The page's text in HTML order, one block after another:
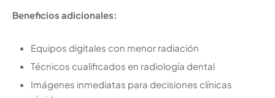
Beneficios adicionales:
Equipos digitales con menor radiación
Técnicos cualificados en radiología dental
Imágenes inmediatas para decisiones clínicas